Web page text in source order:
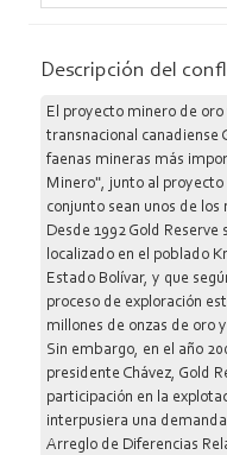
Descripción del
El proyecto minero de
transnacional canadiense
faenas mineras más
Minero", junto al
conjunto sean unos de
Desde 1992 Gold
localizado en el poblado
Estado Bolívar, y que
proceso de exploración
millones de onzas de oro
Sin embargo, en el año
presidente Chávez, Gold
participación en la
interpusiera una
Arreglo de Diferencias